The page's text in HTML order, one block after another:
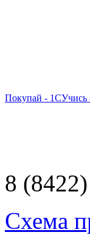
Покупай - 1С
8
Схема